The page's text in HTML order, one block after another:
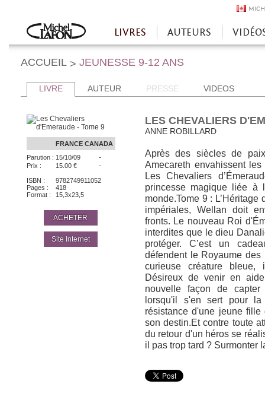
Accueil
LIVRES AUTEURS
ACCUEIL > JEUNESSE 9-12 ANS
LIVRE AUTEUR PRESSE VIDEOS
FRANCE CANADA
Parution : 15/10/09 -
Prix : 15.00 € -
ISBN :
9782749911052
Pages :
418
Format :
15,3x23,5
ACHETER
Site Internet
LES CHEVALIERS
ANNE ROBILLARD
Après des siècles de
Amecareth envahissent
Les Chevaliers
princesse magique liée à
monde.Tome 9 :
impériales, Wellan doit
fronts. Le nouveau Roi
interdites que le dieu
protéger. C’est un
défendent le Royaume
curieuse créature bleue,
Désireux de venir en
nouvelle façon de capter
lorsqu'il s'en sert pour
résistance d'une jeune
son destin.Et contre toute
du retour d'un héros se
il pas trop tard ? Surmonter